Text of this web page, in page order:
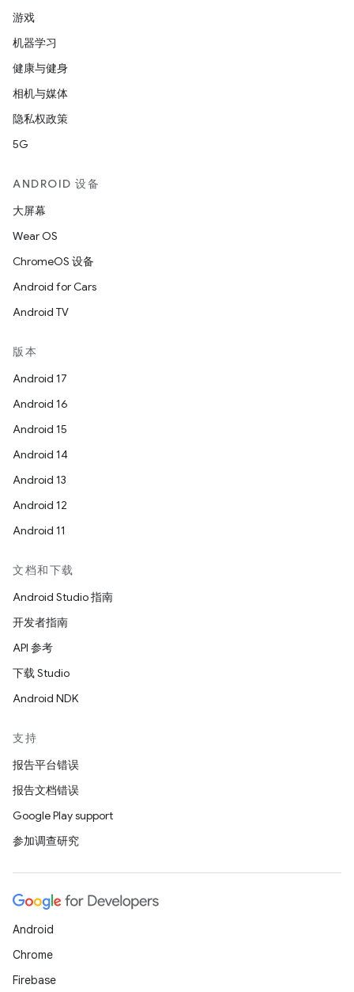
游戏
机器学习
健康与健身
相机与媒体
隐私权政策
5G
ANDROID 设备
大屏幕
Wear OS
ChromeOS 设备
Android for Cars
Android TV
版本
Android 17
Android 16
Android 15
Android 14
Android 13
Android 12
Android 11
文档和下载
Android Studio 指南
开发者指南
API 参考
下载 Studio
Android NDK
支持
报告平台错误
报告文档错误
Google Play support
参加调查研究
Android
Chrome
Firebase